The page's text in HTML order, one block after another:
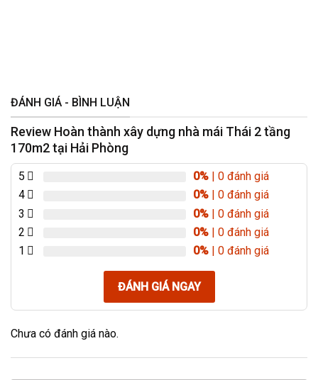
ĐÁNH GIÁ - BÌNH LUẬN
Review Hoàn thành xây dựng nhà mái Thái 2 tầng
170m2 tại Hải Phòng
5 0% | 0 đánh giá
4
0% | 0 đánh giá
3
0% | 0 đánh giá
2
0% | 0 đánh giá
1
0% | 0 đánh giá
ĐÁNH GIÁ NGAY
Chưa có đánh giá nào.